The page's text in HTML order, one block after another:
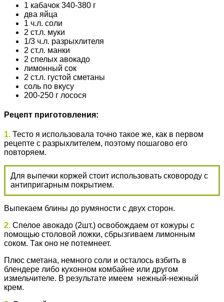
1 кабачок 340-380 г
два яйца
1 ч.л. соли
2 ст.л. муки
1/3 ч.л. разрыхлителя
2 ст.л. манки
2 спелых авокадо
лимонный сок
2 ст.л. густой сметаны
соль по вкусу
200-250 г лосося
Рецепт приготовления:
1. Тесто я использовала точно такое же, как в первом
рецепте с разрыхлителем, поэтому пошагово его
повторяем.
Для выпечки коржей стоит использовать сковороду с
антипригарным покрытием.
Выпекаем блины до румяности с двух сторон.
2. Спелое авокадо (2шт.) освобождаем от кожуры с
помощью столовой ложки, сбрызгиваем лимонным
соком. Так оно не потемнеет.
Плюс сметана, немного соли и осталось взбить в
блендере либо кухонном комбайне или другом
измельчителе. В результате имеем нежный-нежный
крем.